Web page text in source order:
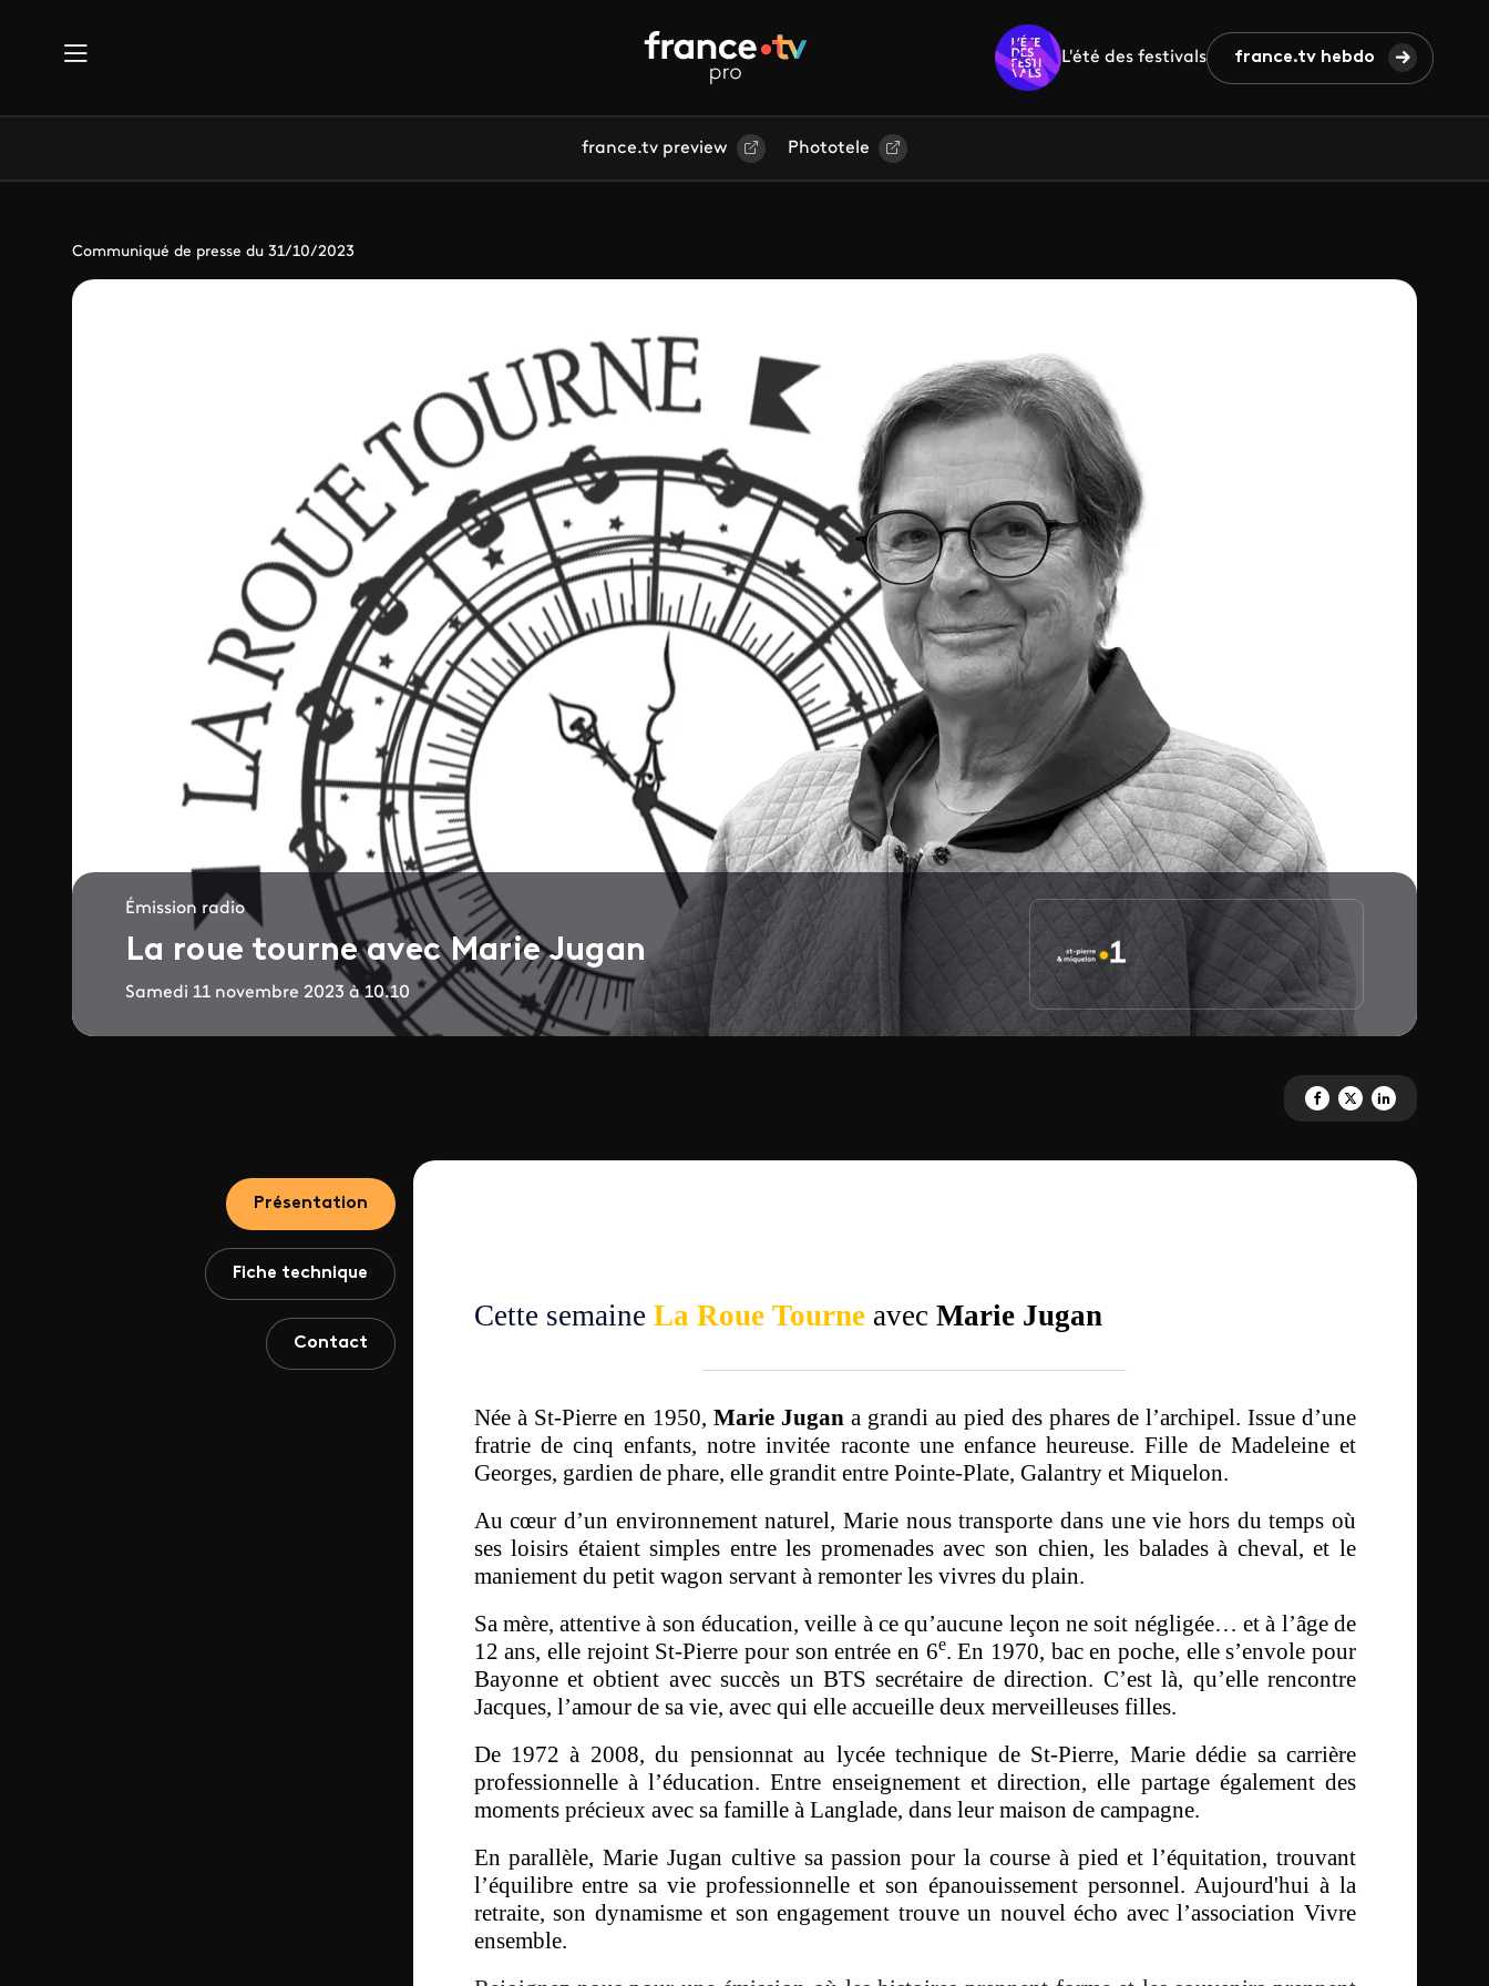
L'été des festivals france.tv hebdo
france.tv preview Phototele
Communiqué de presse du 31/10/2023
Émission radio
La roue tourne avec Marie Jugan
Samedi 11 novembre 2023 à 10.10
Partagez 'La roue tourne avec
Partagez 'La roue
Partagez 'La roue
Présentation
Fiche technique
Contact
Cette semaine La Roue Tourne avecMarie Jugan
Née à St-Pierre en 1950, Marie Jugana grandi au pied des phares de l’archipel. Issue d’une
fratrie de cinq enfants, notre invitée raconte une enfance heureuse. Fille de Madeleine et
Georges, gardien de phare, elle grandit entre Pointe-Plate, Galantry et Miquelon.
Au cœur d’un environnement naturel, Marie nous transporte dans une vie hors du temps où
ses loisirs étaient simples entre les promenades avec son chien, les balades à cheval, et le
maniement du petit wagon servant à remonter les vivres du plain.
Sa mère, attentive à son éducation, veille à ce qu’aucune leçon ne soit négligée… et à l’âge de
12 ans, elle rejoint St-Pierre pour son entrée en 6e. En 1970, bac en poche, elle s’envole pour
Bayonne et obtient avec succès un BTS secrétaire de direction. C’est là, qu’elle rencontre
Jacques, l’amour de sa vie, avec qui elle accueille deux merveilleuses filles.
De 1972 à 2008, du pensionnat au lycée technique de St-Pierre, Marie dédie sa carrière
professionnelle à l’éducation. Entre enseignement et direction, elle partage également des
moments précieux avec sa famille à Langlade, dans leur maison de campagne.
En parallèle, Marie Jugan cultive sa passion pour la course à pied et l’équitation, trouvant
l’équilibre entre sa vie professionnelle et son épanouissement personnel.Aujourd'hui à la
retraite, son dynamisme et son engagement trouve un nouvel écho avec l’association Vivre
ensemble.